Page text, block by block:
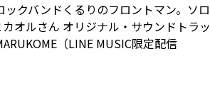
クバンドくるりのフロントマン。ソロ
オルさん オリジナル・サウンドトラッ
（LINE MUSIC限定配信